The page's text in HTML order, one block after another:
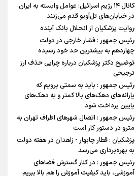
کانال ۱۴ رژیم اسرائیل: عوامل وابسته به ایران
در خیابان‌های تل‌آویو قدم می‌زنند
روایت پزشکیان از انحلال بانک آینده
رئیس جمهور : فشار خارجی در دولت
چهاردهم به بیشترین حد خود رسیده
توضیح دکتر پزشکیان درباره چرایی حذف ارز
ترجیحی
رئیس جمهور : باید به سمتی برویم که
یارانه‌های دهک‌های بالا کمتر و به دهک‌های
پایین پرداخت شود
رئیس جمهور : اتصال شهرهای اطراف تهران به
مترو در دستور کار است
پزشکیان : قطار چابهار - زاهدان در هفته دولت
به بهره‌برداری می‌رسد
رئیس جمهور : در کنار گسترش فضاهای
آموزشی، باید کیفیت آموزش را هم بالا ببریم